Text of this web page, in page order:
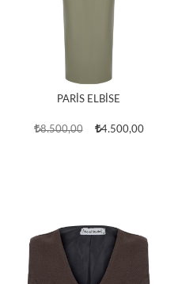
PARİS ELBİSE
8.500,00 4.500,00